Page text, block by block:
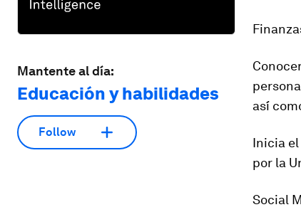
Mantente al día:
Educación y habilidades
Follow
así́
Inicia
por la
Social